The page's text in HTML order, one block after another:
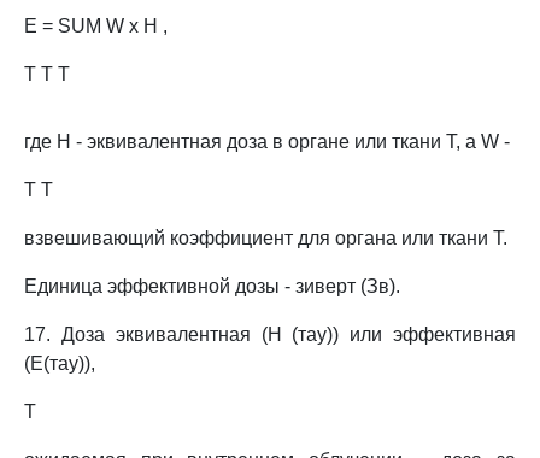
E = SUM W x H ,
T T T
где H - эквивалентная доза в органе или ткани T, а W -
T T
взвешивающий коэффициент для органа или ткани T.
Единица эффективной дозы - зиверт (Зв).
17. Доза эквивалентная (H (тау)) или эффективная
(E(тау)),
T